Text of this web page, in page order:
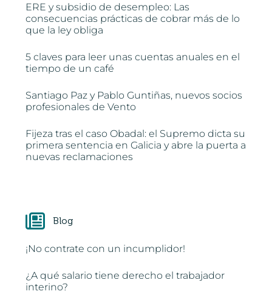
ERE y subsidio de desempleo: Las
consecuencias prácticas de cobrar más de lo
que la ley obliga
5 claves para leer unas cuentas anuales en el
tiempo de un café
Santiago Paz y Pablo Guntiñas, nuevos socios
profesionales de Vento
Fijeza tras el caso Obadal: el Supremo dicta su
primera sentencia en Galicia y abre la puerta a
nuevas reclamaciones
Blog
¡No contrate con un incumplidor!
¿A qué salario tiene derecho el trabajador
interino?